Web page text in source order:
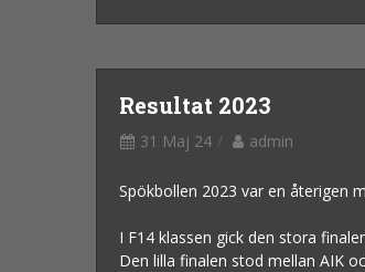
Resultat 2023
31 Maj 24 admin
Spökbollen 2023 var en återigen
I F14 klassen gick den stora
Den lilla finalen stod mellan AIK